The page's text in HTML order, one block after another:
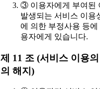
③ 이용자에게 부여된
발생되는 서비스 이용
에 의한 부정사용 등에
용자에게 있습니다.
제 11 조 (서비스 이용
의 해지)